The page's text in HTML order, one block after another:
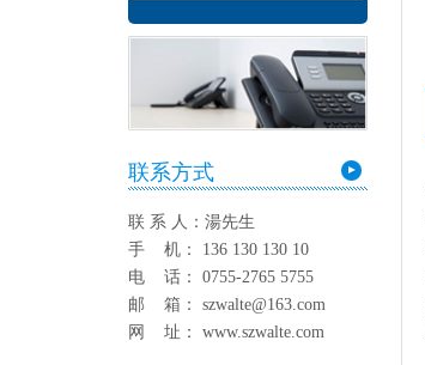
联系方式
联 系 人：湯先生
手 机： 136 130 130 10
电 话： 0755-2765 5755
邮 箱： szwalte@163.com
网 址： www.szwalte.com